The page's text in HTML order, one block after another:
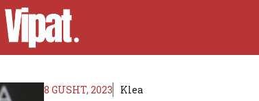
8 GUSHT, 2023 Klea